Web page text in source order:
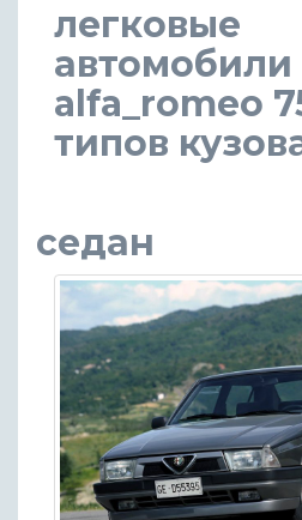
легковые
alfa_romeo
типов
седан